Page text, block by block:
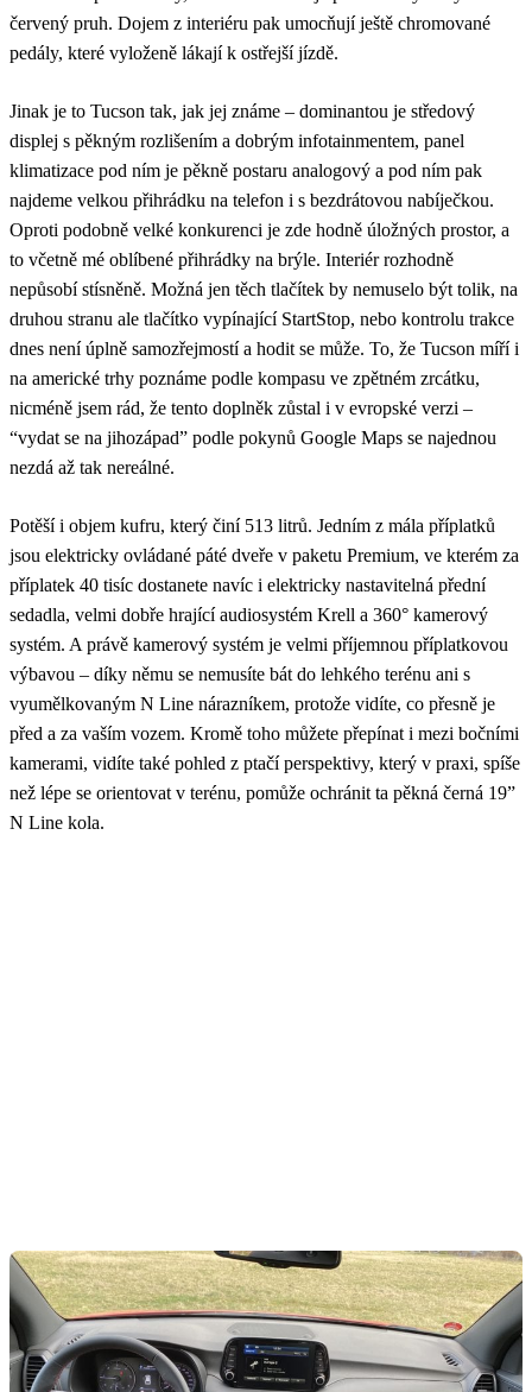
červený pruh. Dojem z interiéru pak umocňují ještě chromované
pedály, které vyloženě lákají k ostřejší jízdě.
Jinak je to Tucson tak, jak jej známe – dominantou je středový
displej s pěkným rozlišením a dobrým infotainmentem, panel
klimatizace pod ním je pěkně postaru analogový a pod ním pak
najdeme velkou přihrádku na telefon i s bezdrátovou nabíječkou.
Oproti podobně velké konkurenci je zde hodně úložných prostor, a
to včetně mé oblíbené přihrádky na brýle. Interiér rozhodně
nepůsobí stísněně. Možná jen těch tlačítek by nemuselo být tolik, na
druhou stranu ale tlačítko vypínající StartStop, nebo kontrolu trakce
dnes není úplně samozřejmostí a hodit se může. To, že Tucson míří i
na americké trhy poznáme podle kompasu ve zpětném zrcátku,
nicméně jsem rád, že tento doplněk zůstal i v evropské verzi –
“vydat se na jihozápad” podle pokynů Google Maps se najednou
nezdá až tak nereálné.
Potěší i objem kufru, který činí 513 litrů. Jedním z mála příplatků
jsou elektricky ovládané páté dveře v paketu Premium, ve kterém za
příplatek 40 tisíc dostanete navíc i elektricky nastavitelná přední
sedadla, velmi dobře hrající audiosystém Krell a 360° kamerový
systém. A právě kamerový systém je velmi příjemnou příplatkovou
výbavou – díky němu se nemusíte bát do lehkého terénu ani s
vyumělkovaným N Line nárazníkem, protože vidíte, co přesně je
před a za vaším vozem. Kromě toho můžete přepínat i mezi bočními
kamerami, vidíte také pohled z ptačí perspektivy, který v praxi, spíše
než lépe se orientovat v terénu, pomůže ochránit ta pěkná černá 19”
N Line kola.